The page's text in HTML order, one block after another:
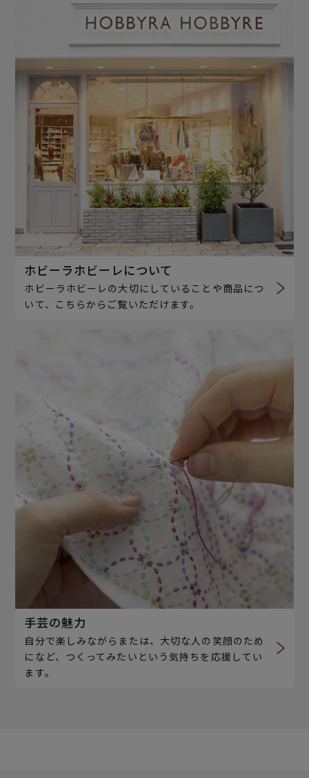
ホビーラホビーレについて
ホビーラホビーレの大切にしていることや商品につ
いて、こちらからご覧いただけます。
手芸の魅力
自分で楽しみながらまたは、大切な人の笑顔のため
になど、つくってみたいという気持ちを応援してい
ます。